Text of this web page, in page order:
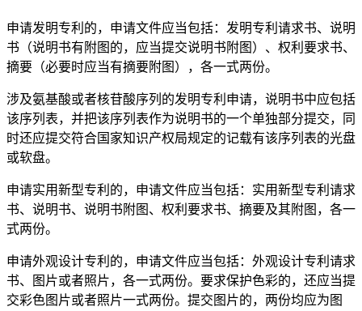
申请发明专利的，申请文件应当包括：发明专利请求书、说明
书（说明书有附图的，应当提交说明书附图）、权利要求书、
摘要（必要时应当有摘要附图），各一式两份。
涉及氨基酸或者核苷酸序列的发明专利申请，说明书中应包括
该序列表，并把该序列表作为说明书的一个单独部分提交，同
时还应提交符合国家知识产权局规定的记载有该序列表的光盘
或软盘。
申请实用新型专利的，申请文件应当包括：实用新型专利请求
书、说明书、说明书附图、权利要求书、摘要及其附图，各一
式两份。
申请外观设计专利的，申请文件应当包括：外观设计专利请求
书、图片或者照片，各一式两份。要求保护色彩的，还应当提
交彩色图片或者照片一式两份。提交图片的，两份均应为图